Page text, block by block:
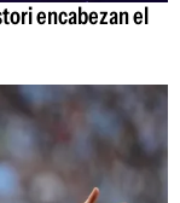
encabezan el